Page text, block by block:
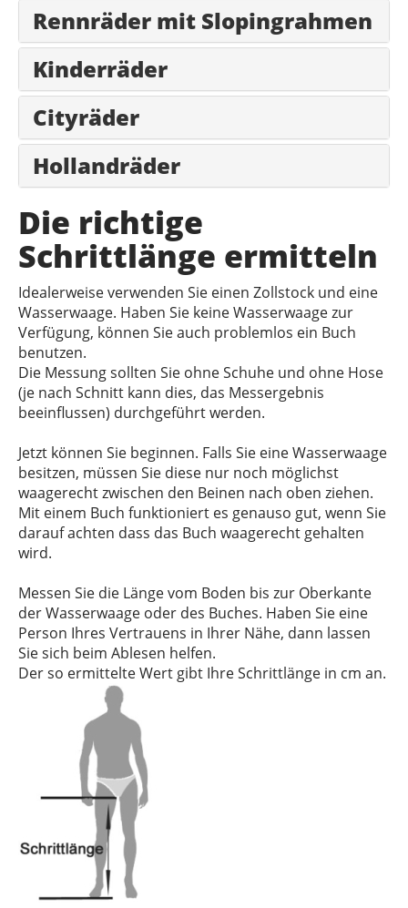
Rennräder mit Slopingrahmen
Kinderräder
Cityräder
Hollandräder
Die richtige
Schrittlänge ermitteln
Idealerweise verwenden Sie einen Zollstock und eine
Wasserwaage. Haben Sie keine Wasserwaage zur
Verfügung, können Sie auch problemlos ein Buch
benutzen.
Die Messung sollten Sie ohne Schuhe und ohne Hose
(je nach Schnitt kann dies, das Messergebnis
beeinflussen) durchgeführt werden.
Jetzt können Sie beginnen. Falls Sie eine Wasserwaage
besitzen, müssen Sie diese nur noch möglichst
waagerecht zwischen den Beinen nach oben ziehen.
Mit einem Buch funktioniert es genauso gut, wenn Sie
darauf achten dass das Buch waagerecht gehalten
wird.
Messen Sie die Länge vom Boden bis zur Oberkante
der Wasserwaage oder des Buches. Haben Sie eine
Person Ihres Vertrauens in Ihrer Nähe, dann lassen
Sie sich beim Ablesen helfen.
Der so ermittelte Wert gibt Ihre Schrittlänge in cm an.